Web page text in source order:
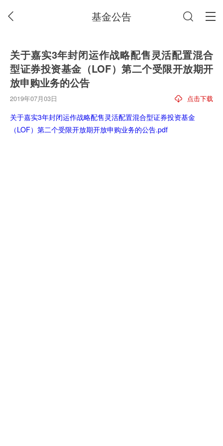
基金公告
关于嘉实3年封闭运作战略配售灵活配置混合
型证券投资基金（LOF）第二个受限开放期开
放申购业务的公告
2019年07月03日 点击下载
关于嘉实3年封闭运作战略配售灵活配置混合型证券投资基金
（LOF）第二个受限开放期开放申购业务的公告.pdf